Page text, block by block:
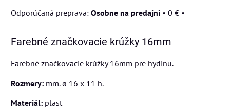
Osobne na predajni • 0 € •
Farebné značkovacie krúžky 16mm
Farebné značkovacie krúžky 16mm pre hydinu.
Rozmery: mm. ø 16 x 11 h.
Materiál: plast